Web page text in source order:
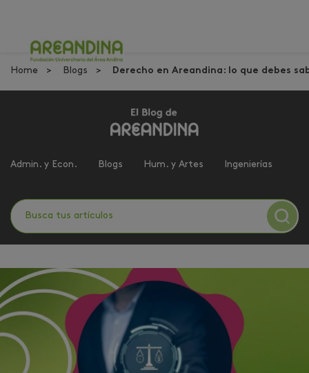
Home Blogs Derecho en Areandina: lo que debes
Admin. y Econ. Blogs Hum. y Artes Ingenierías